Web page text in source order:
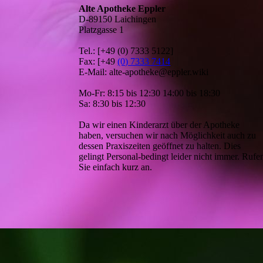
Alte Apotheke Eppler
D-89150 Laichingen
Platzgasse 1
Tel.: [+49 (0) 7333 5122]
Fax: [+49(0) 7333 7414
E-Mail: alte-apotheke@eppler.wiki
Mo-Fr: 8:15 bis 12:30 14:00 bis 18:30
Sa: 8:30 bis 12:30
Da wir einen Kinderarzt über der Apotheke
haben, versuchen wir nach Möglichkeit auch zu
dessen Praxiszeiten geöffnet zu halten. Dies
gelingt Personal-bedingt leider nicht immer.
Sie einfach kurz an.